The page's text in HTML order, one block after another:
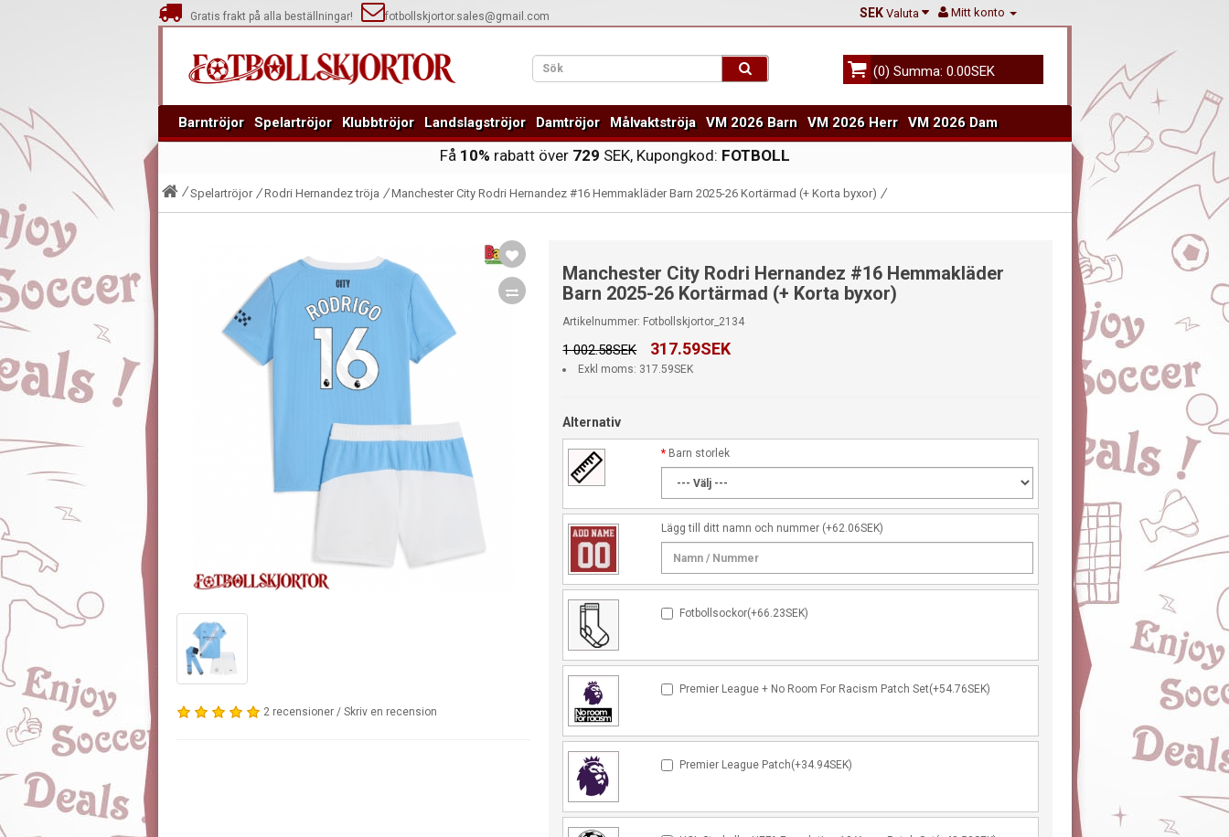
Gratis frakt på alla beställningar! fotbollskjortor.sales@gmail.com Mitt konto
SEK Valuta
(0) Summa: 0.00SEK
Barntröjor Spelartröjor Klubbtröjor Landslagströjor Damtröjor Målvaktströja VM 2026 Barn VM 2026 Herr VM 2026 Dam
Få 10% rabatt över 729 SEK, Kupongkod: FOTBOLL
Spelartröjor Rodri Hernandez tröja Manchester City Rodri Hernandez #16 Hemmakläder Barn 2025-26 Kortärmad (+ Korta byxor)
2 recensioner/ Skriv en recension
Manchester City Rodri Hernandez #16 Hemmakläder
Barn 2025-26 Kortärmad (+ Korta byxor)
Artikelnummer: Fotbollskjortor_2134
1 002.58SEK 317.59SEK
Exkl moms: 317.59SEK
Alternativ
Barn storlek
Lägg till ditt namn och nummer (+62.06SEK)
Fotbollsockor(+66.23SEK)
Premier League + No Room For Racism Patch Set(+54.76SEK)
Premier League Patch(+34.94SEK)